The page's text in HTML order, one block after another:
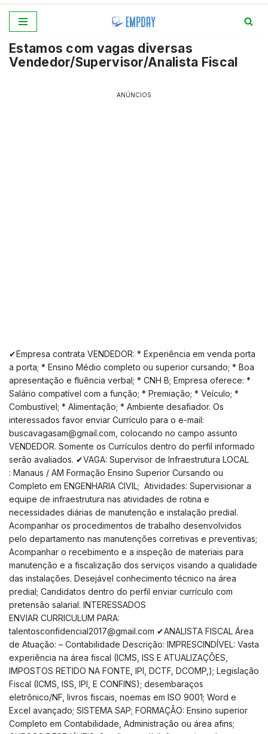
para
o
Estamos com vagas diversas
Vendedor/Supervisor/Analista Fiscal
ANÚNCIOS
✔Empresa contrata VENDEDOR: * Experiência em venda porta
a porta; * Ensino Médio completo ou superior cursando; * Boa
apresentação e fluência verbal; * CNH B; Empresa oferece: *
Salário compatível com a função; * Premiação; * Veículo; *
Combustível; * Alimentação; * Ambiente desafiador. Os
interessados favor enviar Currículo para o e-mail:
buscavagasam@gmail.com , colocando no campo assunto
VENDEDOR. Somente os Currículos dentro do perfil informado
serão avaliados. ✔VAGA: Supervisor de Infraestrutura LOCAL
: Manaus / AM Formação Ensino Superior Cursando ou
Completo em ENGENHARIA CIVIL; Atividades: Supervisionar a
equipe de infraestrutura nas atividades de rotina e
necessidades diárias de manutenção e instalação predial.
Acompanhar os procedimentos de trabalho desenvolvidos
pelo departamento nas manutenções corretivas e preventivas;
Acompanhar o recebimento e a inspeção de materiais para
manutenção e a fiscalização dos serviços visando a qualidade
das instalações. Desejável conhecimento técnico na área
predial; Candidatos dentro do perfil enviar currículo com
pretensão salarial. INTERESSADOS
ENVIAR CURRICULUM PARA:
talentosconfidencial2017@gmail.com ✔ANALISTA FISCAL Área
de Atuação: – Contabilidade Descrição: IMPRESCINDÍVEL: Vasta
experiência na área fiscal (ICMS, ISS E ATUALIZAÇÕES,
IMPOSTOS RETIDO NA FONTE, IPI, DCTF, DCOMP,); Legislação
Fiscal (ICMS, ISS, IPI, E CONFINS); desembaraços
eletrônico/NF, livros fiscais, noemas em ISO 9001; Word e
Excel avançado; SISTEMA SAP; FORMAÇÃO: Ensino superior
Completo em Contabilidade, Administração ou área afins;